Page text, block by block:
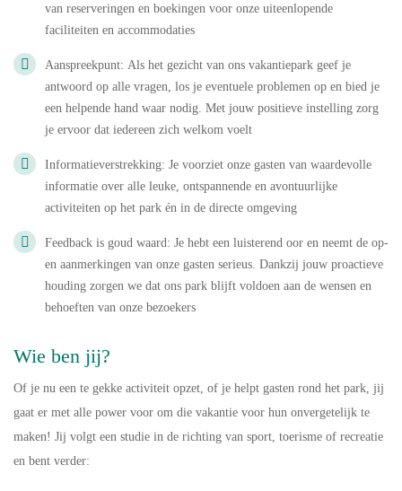
van reserveringen en boekingen voor onze uiteenlopende
faciliteiten en accommodaties
Aanspreekpunt: Als het gezicht van ons vakantiepark geef je
antwoord op alle vragen, los je eventuele problemen op en bied je
een helpende hand waar nodig. Met jouw positieve instelling zorg
je ervoor dat iedereen zich welkom voelt
Informatieverstrekking: Je voorziet onze gasten van waardevolle
informatie over alle leuke, ontspannende en avontuurlijke
activiteiten op het park én in de directe omgeving
Feedback is goud waard: Je hebt een luisterend oor en neemt de op-
en aanmerkingen van onze gasten serieus. Dankzij jouw proactieve
houding zorgen we dat ons park blijft voldoen aan de wensen en
behoeften van onze bezoekers
Wie ben jij?
Of je nu een te gekke activiteit opzet, of je helpt gasten rond het park, jij
gaat er met alle power voor om die vakantie voor hun onvergetelijk te
maken! Jij volgt een studie in de richting van sport, toerisme of recreatie
en bent verder: